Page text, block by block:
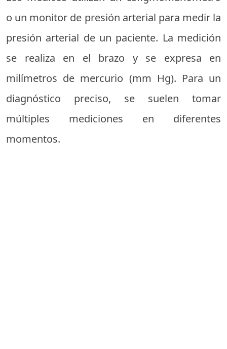
o un monitor de presión arterial para medir la
presión arterial de un paciente. La medición
se realiza en el brazo y se expresa en
milímetros de mercurio (mm Hg). Para un
diagnóstico preciso, se suelen tomar
múltiples mediciones en diferentes
momentos.